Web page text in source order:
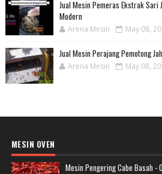
Jual Mesin Pemeras Ekstrak Sari
Modern
Arena Mesin May 08,
Jual Mesin Perajang Pemotong
Arena Mesin May 08,
MESIN OVEN
Mesin Pengering Cabe Basah -